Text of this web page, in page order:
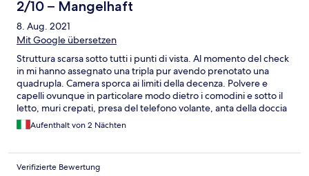
2/10 – Mangelhaft
8. Aug. 2021
Mit Google übersetzen
Struttura scarsa sotto tutti i punti di vista. Al momento del check
in mi hanno assegnato una tripla pur avendo prenotato una
quadrupla. Camera sporca ai limiti della decenza. Polvere e
capelli ovunque in particolare modo dietro i comodini e sotto il
letto, muri crepati, presa del telefono volante, anta della doccia
rotta e doccia sporchissima. Colazione raccapricciante con un
cornetto lasciato su tutti i tavoli non si sa da quanto tempo, un
chiunque poteva toccare contro tutte le regole anti covid. Ho
assistito a 2 scene in sala colazione, degne da hotel da incubo;
Aufenthalt von 2 Nächten
Verifizierte Bewertung